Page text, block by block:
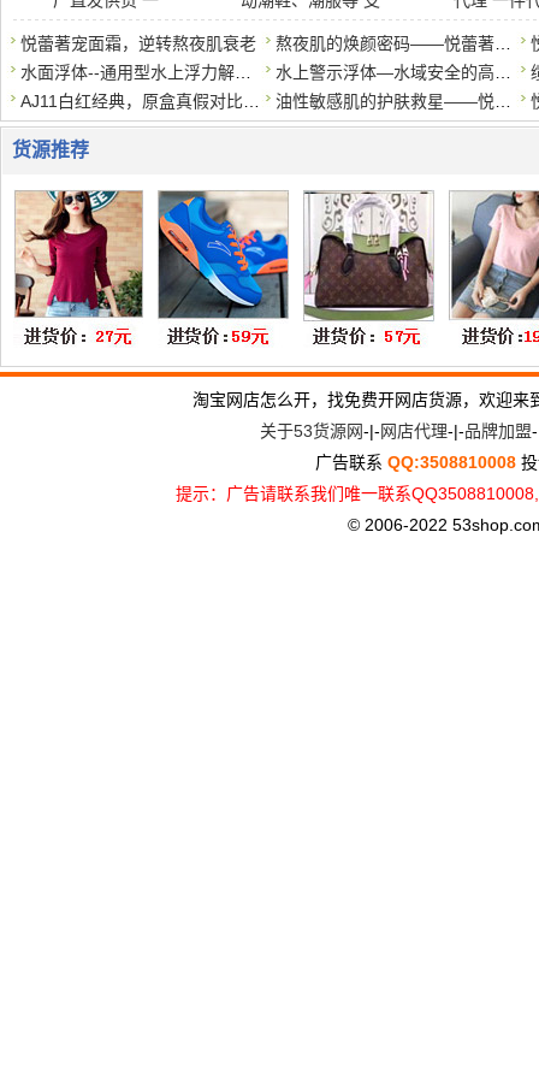
悦蕾著宠面霜，逆转熬夜肌衰老
货源推荐
淘宝网店怎么开，找免费开网店货源，欢迎
关于53货源网-|-网店代理-|-品牌加盟
广告联系 QQ:3508810008
提示：广告请联系我们唯一联系
© 2006-2022